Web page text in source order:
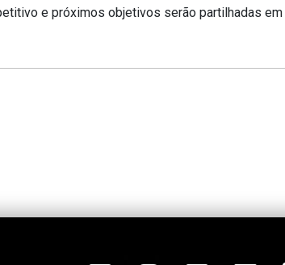
e próximos objetivos serão partilhadas em